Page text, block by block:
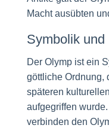
Macht ausübten
Symbolik und
Der Olymp ist ein
göttliche Ordnung,
späteren
aufgegriffen
verbinden den